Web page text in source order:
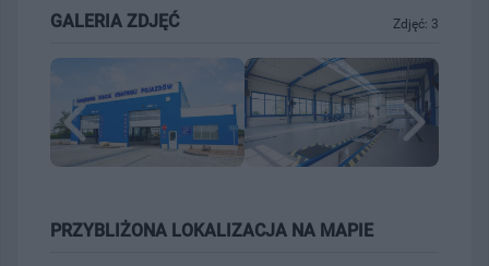
Zdjęć: 3
GALERIA ZDJĘĆ
PRZYBLIŻONA LOKALIZACJA NA MAPIE